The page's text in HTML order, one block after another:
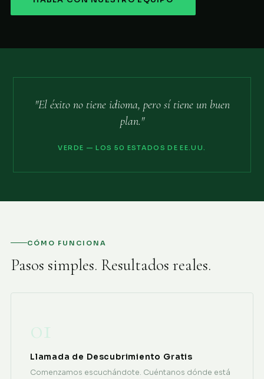
"El éxito no tiene idioma, pero sí tiene un buen
plan."
VERDE — LOS 50 ESTADOS DE EE.UU.
CÓMO FUNCIONA
Pasos simples. Resultados reales.
01
Llamada de Descubrimiento Gratis
Comenzamos escuchándote. Cuéntanos dónde está